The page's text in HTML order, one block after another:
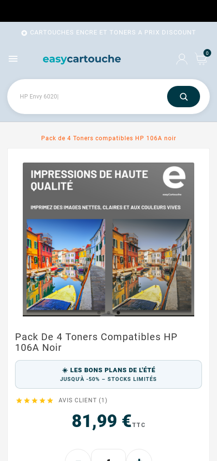
 CARTOUCHES ENCRE ET TONERS A PRIX DISCOUNT
 0
Pack de 4 Toners compatibles HP 106A noir
Pack De 4 Toners Compatibles HP
106A Noir
☀️ LES BONS PLANS DE L'ÉTÉ
JUSQU'À -50% – STOCKS LIMITÉS
     AVIS CLIENT (1)
81,99 €TTC